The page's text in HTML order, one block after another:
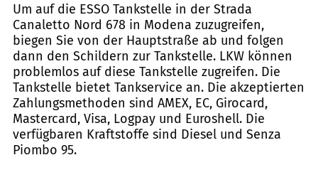
Um auf die ESSO Tankstelle in der Strada
Canaletto Nord 678 in Modena zuzugreifen,
biegen Sie von der Hauptstraße ab und folgen
dann den Schildern zur Tankstelle. LKW können
problemlos auf diese Tankstelle zugreifen. Die
Tankstelle bietet Tankservice an. Die akzeptierten
Zahlungsmethoden sind AMEX, EC, Girocard,
Mastercard, Visa, Logpay und Euroshell. Die
verfügbaren Kraftstoffe sind Diesel und Senza
Piombo 95.